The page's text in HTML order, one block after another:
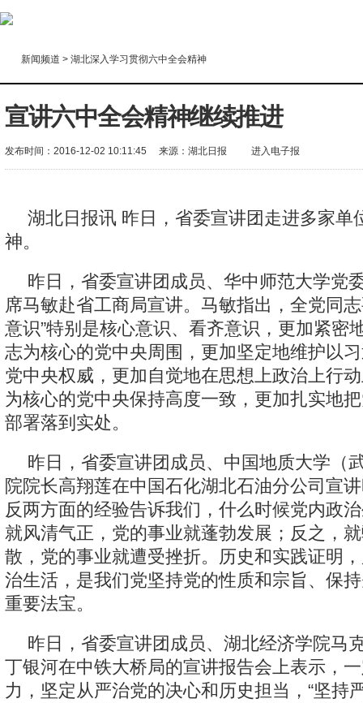
新闻频道 > 湖北深入学习贯彻六中全会精神
宣讲六中全会精神继续推进
发布时间：2016-12-02 10:11:45 来源：湖北日报 进入电子报
湖北日报讯 昨日，省委宣讲团走进多家单
神。
昨日，省委宣讲团成员、华中师范大学党
席马敏赴省工商局宣讲。马敏指出，全党同
意识”特别是核心意识、看齐意识，更加紧密
志为核心的党中央周围，更加坚定地维护以
党中央权威，更加自觉地在思想上政治上行
为核心的党中央保持高度一致，更加扎实地
部署落到实处。
昨日，省委宣讲团成员、中国地质大学（
院院长高翔莲在中国石化湖北石油分公司宣
反两方面的经验告诉我们，什么时候党内政
就风清气正，党的事业就蓬勃发展；反之，
散，党的事业就遭受挫折。历史和实践证明
治生活，是我们党坚持党的性质和宗旨、保
重要法宝。
昨日，省委宣讲团成员、湖北经济学院马
丁银河在中铁大桥局的宣讲报告会上表示，
力，坚定从严治党的决心和历史担当，“坚持